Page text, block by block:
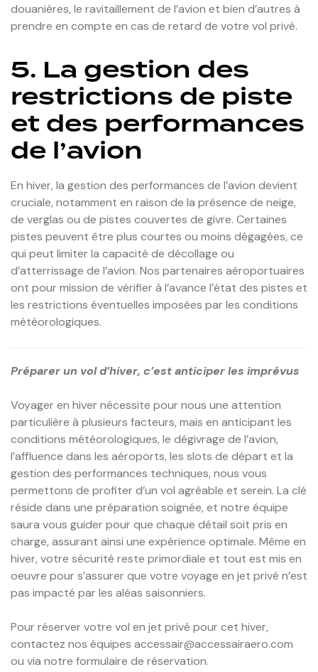
douanières, le ravitaillement de l’avion et bien d’autres à
prendre en compte en cas de retard de votre vol privé.
5. La gestion des
restrictions de piste
et des performances
de l’avion
En hiver, la gestion des performances de l’avion devient
cruciale, notamment en raison de la présence de neige,
de verglas ou de pistes couvertes de givre. Certaines
pistes peuvent être plus courtes ou moins dégagées, ce
qui peut limiter la capacité de décollage ou
d’atterrissage de l’avion. Nos partenaires aéroportuaires
ont pour mission de vérifier à l’avance l’état des pistes et
les restrictions éventuelles imposées par les conditions
météorologiques.
Préparer un vol d’hiver, c’est anticiper les imprévus
Voyager en hiver nécessite pour nous une attention
particulière à plusieurs facteurs, mais en anticipant les
conditions météorologiques, le dégivrage de l’avion,
l’affluence dans les aéroports, les slots de départ et la
gestion des performances techniques, nous vous
permettons de profiter d’un vol agréable et serein. La clé
réside dans une préparation soignée, et notre équipe
saura vous guider pour que chaque détail soit pris en
charge, assurant ainsi une expérience optimale. Même en
hiver, votre sécurité reste primordiale et tout est mis en
oeuvre pour s’assurer que votre voyage en jet privé n’est
pas impacté par les aléas saisonniers.
Pour réserver votre vol en jet privé pour cet hiver,
contactez nos équipes accessair@accessairaero.com
ou via notre formulaire de réservation.